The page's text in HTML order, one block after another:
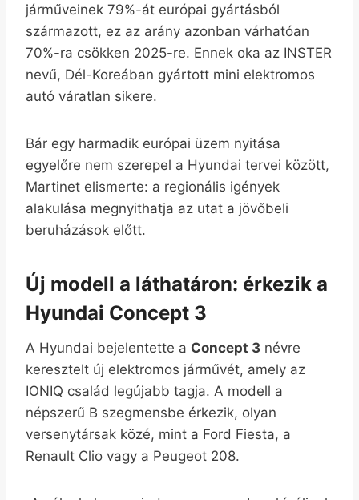
járműveinek 79%-át európai gyártásból
származott, ez az arány azonban várhatóan
70%-ra csökken 2025-re. Ennek oka az INSTER
nevű, Dél-Koreában gyártott mini elektromos
autó váratlan sikere.
Bár egy harmadik európai üzem nyitása
egyelőre nem szerepel a Hyundai tervei között,
Martinet elismerte: a regionális igények
alakulása megnyithatja az utat a jövőbeli
beruházások előtt.
Új modell a láthatáron: érkezik a
Hyundai Concept 3
A Hyundai bejelentette a Concept 3 névre
keresztelt új elektromos járművét, amely az
IONIQ család legújabb tagja. A modell a
népszerű B szegmensbe érkezik, olyan
versenytársak közé, mint a Ford Fiesta, a
Renault Clio vagy a Peugeot 208.